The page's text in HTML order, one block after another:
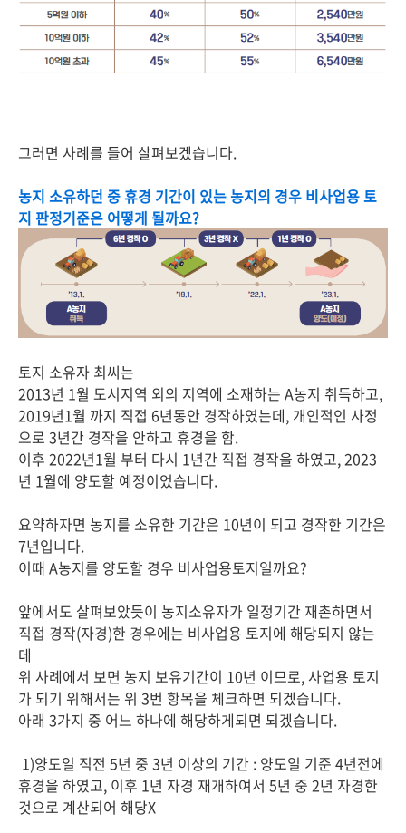
그러면 사례를 들어 살펴보겠습니다.
농지 소유하던 중 휴경 기간이 있는 농지의 경우 비사업용 토
지 판정기준은 어떻게 될까요?
토지 소유자 최씨는
2013년 1월 도시지역 외의 지역에 소재하는 A농지 취득하고,
2019년1월 까지 직접 6년동안 경작하였는데, 개인적인 사정
으로 3년간 경작을 안하고 휴경을 함.
이후 2022년1월 부터 다시 1년간 직접 경작을 하였고, 2023
년 1월에 양도할 예정이었습니다.
요약하자면 농지를 소유한 기간은 10년이 되고 경작한 기간은
7년입니다.
이때 A농지를 양도할 경우 비사업용토지일까요?
앞에서도 살펴보았듯이 농지소유자가 일정기간 재촌하면서
직접 경작(자경)한 경우에는 비사업용 토지에 해당되지 않는
데
위 사례에서 보면 농지 보유기간이 10년 이므로, 사업용 토지
가 되기 위해서는 위 3번 항목을 체크하면 되겠습니다.
아래 3가지 중 어느 하나에 해당하게되면 되겠습니다.
1)양도일 직전 5년 중 3년 이상의 기간 : 양도일 기준 4년전에
휴경을 하였고, 이후 1년 자경 재개하여서 5년 중 2년 자경한
것으로 계산되어 해당X